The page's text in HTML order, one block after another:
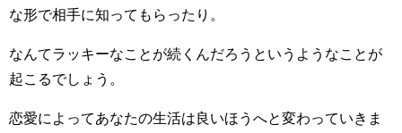
な形で相手に知ってもらったり。
なんてラッキーなことが続くんだろうというようなことが
起こるでしょう。
恋愛によってあなたの生活は良いほうへと変わっていきま